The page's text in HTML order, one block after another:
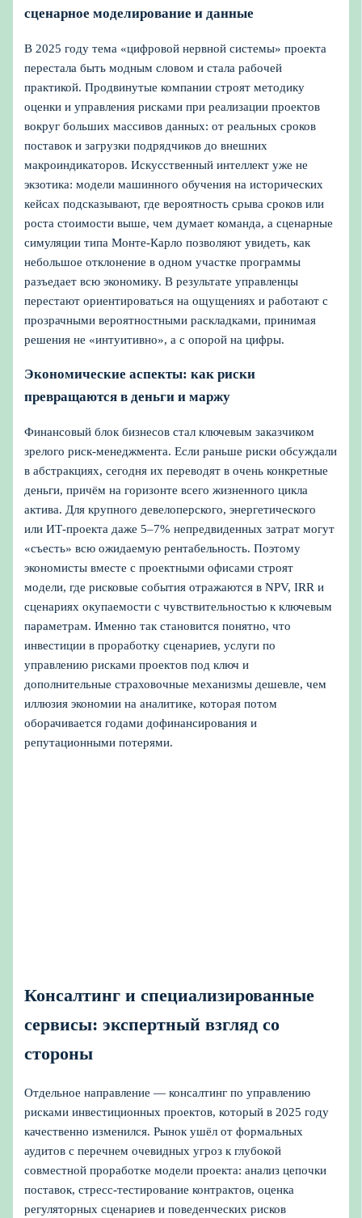
сценарное моделирование и данные
В 2025 году тема «цифровой нервной системы» проекта
перестала быть модным словом и стала рабочей
практикой. Продвинутые компании строят методику
оценки и управления рисками при реализации проектов
вокруг больших массивов данных: от реальных сроков
поставок и загрузки подрядчиков до внешних
макроиндикаторов. Искусственный интеллект уже не
экзотика: модели машинного обучения на исторических
кейсах подсказывают, где вероятность срыва сроков или
роста стоимости выше, чем думает команда, а сценарные
симуляции типа Монте‑Карло позволяют увидеть, как
небольшое отклонение в одном участке программы
разъедает всю экономику. В результате управленцы
перестают ориентироваться на ощущениях и работают с
прозрачными вероятностными раскладками, принимая
решения не «интуитивно», а с опорой на цифры.
Экономические аспекты: как риски
превращаются в деньги и маржу
Финансовый блок бизнесов стал ключевым заказчиком
зрелого риск‑менеджмента. Если раньше риски обсуждали
в абстракциях, сегодня их переводят в очень конкретные
деньги, причём на горизонте всего жизненного цикла
актива. Для крупного девелоперского, энергетического
или ИТ‑проекта даже 5–7% непредвиденных затрат могут
«съесть» всю ожидаемую рентабельность. Поэтому
экономисты вместе с проектными офисами строят
модели, где рисковые события отражаются в NPV, IRR и
сценариях окупаемости с чувствительностью к ключевым
параметрам. Именно так становится понятно, что
инвестиции в проработку сценариев, услуги по
управлению рисками проектов под ключ и
дополнительные страховочные механизмы дешевле, чем
иллюзия экономии на аналитике, которая потом
оборачивается годами дофинансирования и
репутационными потерями.
Консалтинг и специализированные
сервисы: экспертный взгляд со
стороны
Отдельное направление — консалтинг по управлению
рисками инвестиционных проектов, который в 2025 году
качественно изменился. Рынок ушёл от формальных
аудитов с перечнем очевидных угроз к глубокой
совместной проработке модели проекта: анализ цепочки
поставок, стресс‑тестирование контрактов, оценка
регуляторных сценариев и поведенческих рисков